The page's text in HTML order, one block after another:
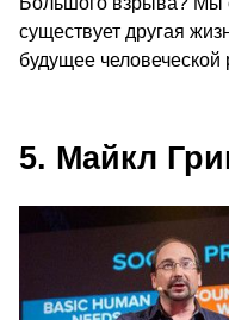
существует другая
будущее человеческой
5. Майкл